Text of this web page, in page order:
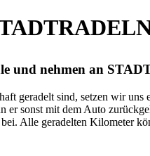
und nehmen an
geradelt sind, setzen wir
er sonst mit dem Auto
Alle geradelten Kilometer